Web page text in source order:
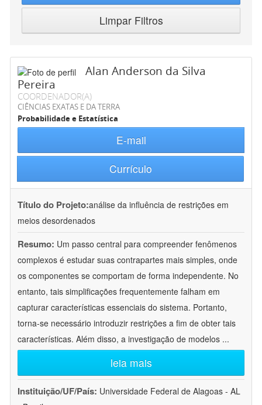
Limpar Filtros
Alan Anderson da Silva
Pereira
COORDENADOR(A)
CIÊNCIAS EXATAS E DA TERRA
Probabilidade e Estatística
E-mail
Currículo
Título do Projeto:análise da influência de restrições em
meios desordenados
Resumo: Um passo central para compreender fenômenos
complexos é estudar suas contrapartes mais simples, onde
os componentes se comportam de forma independente. No
entanto, tais simplificações frequentemente falham em
capturar características essenciais do sistema. Portanto,
torna-se necessário introduzir restrições a fim de obter tais
características. Além disso, a investigação de modelos ...
leia mais
Instituição/UF/País: Universidade Federal de Alagoas - AL